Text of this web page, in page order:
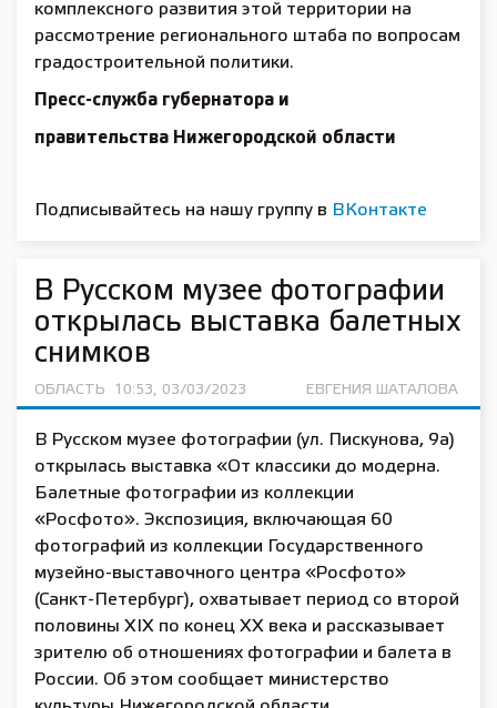
комплексного развития этой территории на
рассмотрение регионального штаба по вопросам
градостроительной политики.
Пресс-служба губернатора и
правительства Нижегородской области
Подписывайтесь на нашу группу в ВКонтакте
В Русском музее фотографии
открылась выставка балетных
снимков
ОБЛАСТЬ 10:53, 03/03/2023 ЕВГЕНИЯ ШАТАЛОВА
В Русском музее фотографии (ул. Пискунова, 9а)
открылась выставка «От классики до модерна.
Балетные фотографии из коллекции
«Росфото». Экспозиция, включающая 60
фотографий из коллекции Государственного
музейно-выставочного центра «Росфото»
(Санкт-Петербург), охватывает период со второй
половины XIX по конец XX века и рассказывает
зрителю об отношениях фотографии и балета в
России. Об этом сообщает министерство